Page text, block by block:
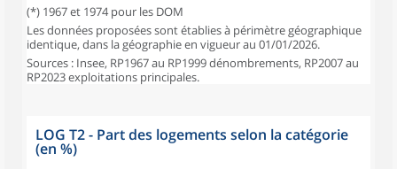
(*) 1967 et 1974 pour les DOM
Les données proposées sont établies à périmètre géographique
identique, dans la géographie en vigueur au 01/01/2026.
Sources : Insee, RP1967 au RP1999 dénombrements, RP2007 au
RP2023 exploitations principales.
LOG T2 - Part des logements selon la catégorie
(en %)